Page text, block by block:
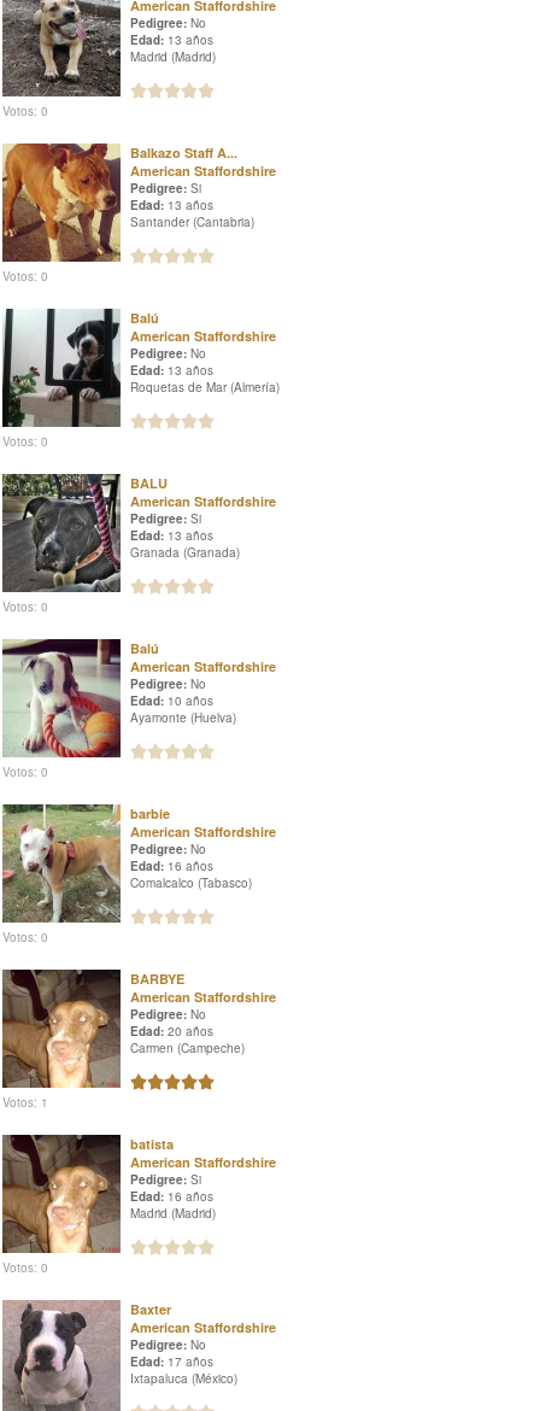
American Staffordshire
Pedigree: No
Edad: 13 años
Madrid (Madrid)
Votos: 0
Balkazo Staff A...
American Staffordshire
Pedigree: Si
Edad: 13 años
Santander (Cantabria)
Votos: 0
Balú
American Staffordshire
Pedigree: No
Edad: 13 años
Roquetas de Mar (Almería)
Votos: 0
BALU
American Staffordshire
Pedigree: Si
Edad: 13 años
Granada (Granada)
Votos: 0
Balú
American Staffordshire
Pedigree: No
Edad: 10 años
Ayamonte (Huelva)
Votos: 0
barbie
American Staffordshire
Pedigree: No
Edad: 16 años
Comalcalco (Tabasco)
Votos: 0
BARBYE
American Staffordshire
Pedigree: No
Edad: 20 años
Carmen (Campeche)
Votos: 1
batista
American Staffordshire
Pedigree: Si
Edad: 16 años
Madrid (Madrid)
Votos: 0
Baxter
American Staffordshire
Pedigree: No
Edad: 17 años
Ixtapaluca (México)